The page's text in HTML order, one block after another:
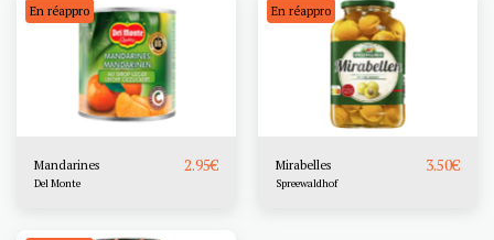
En réappro
Mandarines 2.95€
Del Monte
En réappro
Mirabelles 3.50€
Spreewaldhof